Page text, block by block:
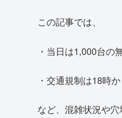
この記事では、
・当日は1,000台の
・交通規制は18時か
など、混雑状況や